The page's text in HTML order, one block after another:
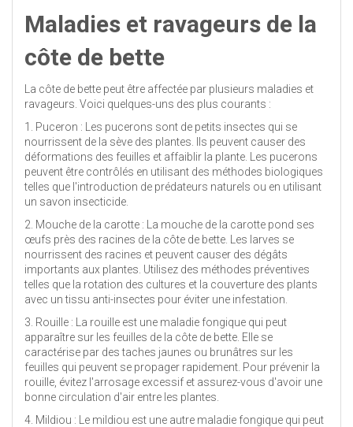
Maladies et ravageurs de la
côte de bette
La côte de bette peut être affectée par plusieurs maladies et
ravageurs. Voici quelques-uns des plus courants :
1. Puceron : Les pucerons sont de petits insectes qui se
nourrissent de la sève des plantes. Ils peuvent causer des
déformations des feuilles et affaiblir la plante. Les pucerons
peuvent être contrôlés en utilisant des méthodes biologiques
telles que l'introduction de prédateurs naturels ou en utilisant
un savon insecticide.
2. Mouche de la carotte : La mouche de la carotte pond ses
œufs près des racines de la côte de bette. Les larves se
nourrissent des racines et peuvent causer des dégâts
importants aux plantes. Utilisez des méthodes préventives
telles que la rotation des cultures et la couverture des plants
avec un tissu anti-insectes pour éviter une infestation.
3. Rouille : La rouille est une maladie fongique qui peut
apparaître sur les feuilles de la côte de bette. Elle se
caractérise par des taches jaunes ou brunâtres sur les
feuilles qui peuvent se propager rapidement. Pour prévenir la
rouille, évitez l'arrosage excessif et assurez-vous d'avoir une
bonne circulation d'air entre les plantes.
4. Mildiou : Le mildiou est une autre maladie fongique qui peut